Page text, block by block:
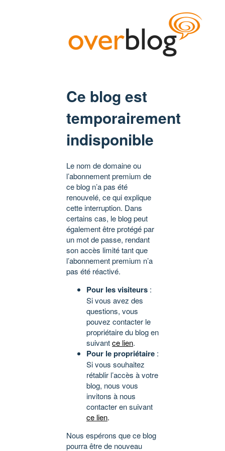
Ce blog est
temporairement
indisponible
Le nom de domaine ou
l’abonnement premium de
ce blog n’a pas été
renouvelé, ce qui explique
cette interruption. Dans
certains cas, le blog peut
également être protégé par
un mot de passe, rendant
son accès limité tant que
l’abonnement premium n’a
pas été réactivé.
Pour les visiteurs :
Si vous avez des
questions, vous
pouvez contacter le
propriétaire du blog en
suivantce lien.
Pour le propriétaire :
Si vous souhaitez
rétablir l’accès à votre
blog, nous vous
invitons à nous
contacter en suivant
ce lien.
Nous espérons que ce blog
pourra être de nouveau